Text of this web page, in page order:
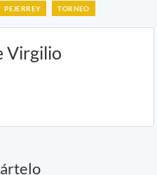
PEJERREY TORNEO
Virgilio